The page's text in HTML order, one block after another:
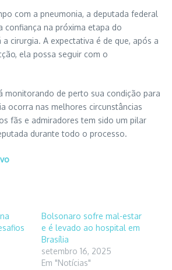
com a pneumonia, a deputada federal
confiança na próxima etapa do
cirurgia. A expectativa é de que, após a
ela possa seguir com o
monitorando de perto sua condição para
ocorra nas melhores circunstâncias
fãs e admiradores tem sido um pilar
durante todo o processo.
Bolsonaro sofre mal-estar
e é levado ao hospital em
Brasília
setembro 16, 2025
Em "Notícias"